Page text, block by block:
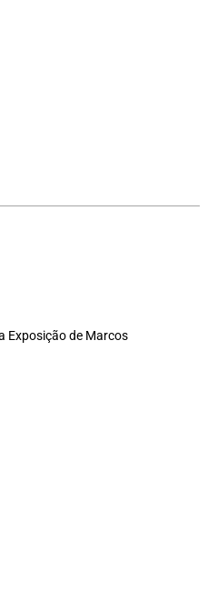
Exposição de Marcos